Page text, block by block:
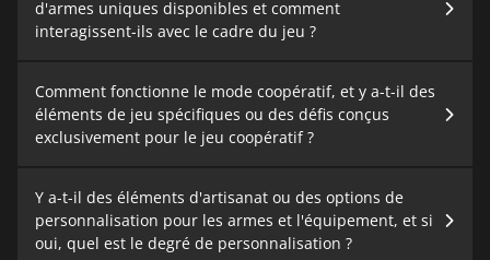
d'armes uniques disponibles et comment
interagissent-ils avec le cadre du jeu ?
Comment fonctionne le mode coopératif, et y a-t-il des
éléments de jeu spécifiques ou des défis conçus
exclusivement pour le jeu coopératif ?
Y a-t-il des éléments d'artisanat ou des options de
personnalisation pour les armes et l'équipement, et si
oui, quel est le degré de personnalisation ?